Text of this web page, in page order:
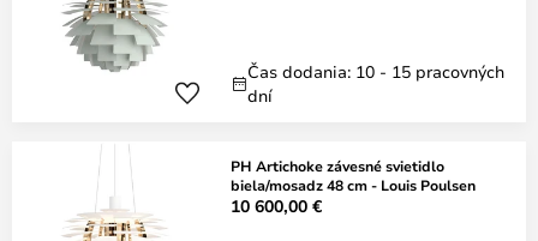
Čas dodania: 10 - 15 pracovných
dní
PH Artichoke závesné svietidlo
biela/mosadz 48 cm - Louis Poulsen
10 600,00 €